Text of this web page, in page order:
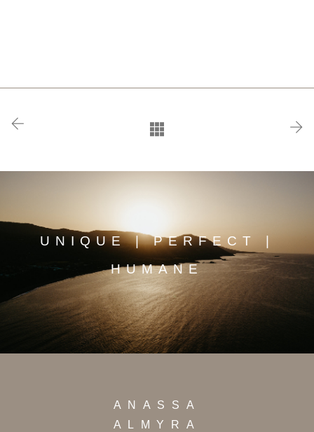
UNIQUE | PERFECT |
HUMANE
ANASSA
ALMYRA